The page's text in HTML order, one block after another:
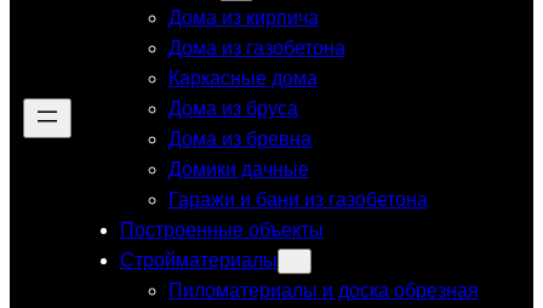
Дома из кирпича
Дома из газобетона
Каркасные дома
Дома из бруса
Дома из бревна
Домики дачные
Гаражи и бани из газобетона
Построенные объекты
Стройматериалы
Пиломатериалы и доска обрезная